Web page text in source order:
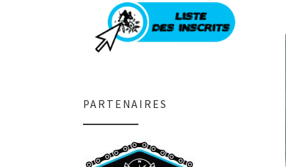
PARTENAIRES